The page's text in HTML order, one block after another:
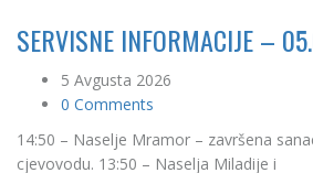
SERVISNE INFORMACIJE –
5 Avgusta 2026
0 Comments
14:50 – Naselje Mramor – završena
cjevovodu. 13:50 – Naselja Miladije i